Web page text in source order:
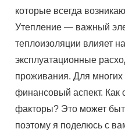
которые всегда
Утепление — важный
теплоизоляции влияет
эксплуатационные
проживания. Для
финансовый аспект. Как
факторы? Это может
поэтому я поделюсь с